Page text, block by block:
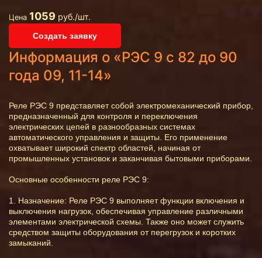
Цена 1059 руб./шт.
Создать заявку
Информация о «РЭС 9 с 82 до 90
года 09, 11-14»
Реле РЭС 9 представляет собой электромеханический прибор,
предназначенный для контроля и переключения
электрических цепей в разнообразных системах
автоматического управления и защиты. Его применение
охватывает широкий спектр областей, начиная от
промышленных установок и заканчивая бытовыми приборами.
Основные особенности реле РЭС 9:
1. Назначение: Реле РЭС 9 выполняет функции включения и
выключения нагрузок, обеспечивая управление различными
элементами электрической схемы. Также оно может служить
средством защиты оборудования от перегрузок и коротких
замыканий.